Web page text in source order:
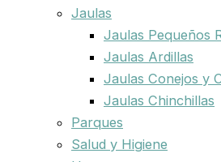
Jaulas
Jaulas Pequeños
Jaulas Ardillas
Jaulas Conejos y
Jaulas Chinchillas
Parques
Salud y Higiene